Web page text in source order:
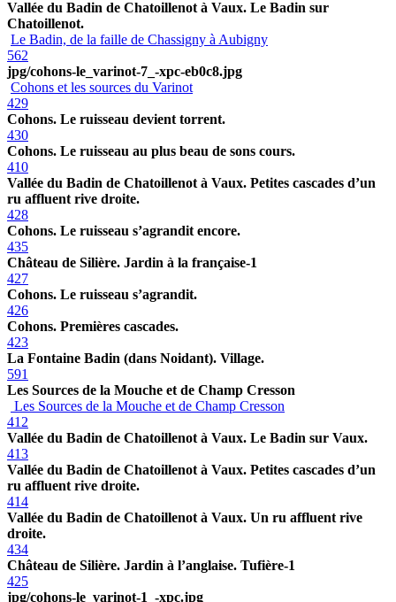
Vallée du Badin de Chatoillenot à Vaux. Le Badin sur
Chatoillenot.
Le Badin, de la faille de Chassigny à Aubigny
562
jpg/cohons-le_varinot-7_-xpc-eb0c8.jpg
Cohons et les sources du Varinot
429
Cohons. Le ruisseau devient torrent.
430
Cohons. Le ruisseau au plus beau de sons cours.
410
Vallée du Badin de Chatoillenot à Vaux. Petites cascades d’un
ru affluent rive droite.
428
Cohons. Le ruisseau s’agrandit encore.
435
Château de Silière. Jardin à la française-1
427
Cohons. Le ruisseau s’agrandit.
426
Cohons. Premières cascades.
423
La Fontaine Badin (dans Noidant). Village.
591
Les Sources de la Mouche et de Champ Cresson
Les Sources de la Mouche et de Champ Cresson
412
Vallée du Badin de Chatoillenot à Vaux. Le Badin sur Vaux.
413
Vallée du Badin de Chatoillenot à Vaux. Petites cascades d’un
ru affluent rive droite.
414
Vallée du Badin de Chatoillenot à Vaux. Un ru affluent rive
droite.
434
Château de Silière. Jardin à l’anglaise. Tufière-1
425
jpg/cohons-le_varinot-1_-xpc.jpg